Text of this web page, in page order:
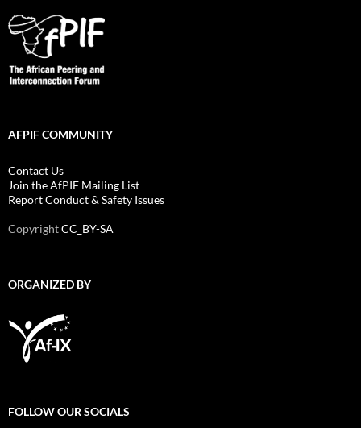
AFPIF COMMUNITY
Contact Us
Join the AfPIF Mailing List
Report Conduct & Safety Issues
CopyrightCC_BY-SA
ORGANIZED BY
FOLLOW OUR SOCIALS